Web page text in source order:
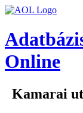
Online
Kamarai